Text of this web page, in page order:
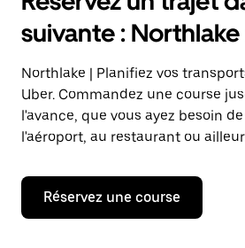
suivante :
Northlake | Planifiez vos
Uber. Commandez une course
l'avance, que vous ayez besoin
l'aéroport, au restaurant ou
Réservez une course